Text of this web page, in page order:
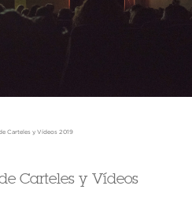
Carteles y Vídeos 2019
Carteles y Vídeos